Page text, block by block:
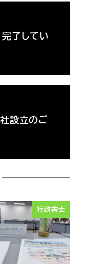
完了してい
設立のご
行政書士